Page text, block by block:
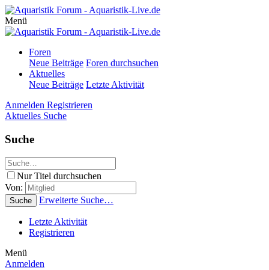
Menü
Foren
Neue Beiträge Foren durchsuchen
Aktuelles
Neue Beiträge Letzte Aktivität
Anmelden Registrieren
Aktuelles Suche
Suche
Nur Titel durchsuchen
Von:
Suche Erweiterte Suche…
Letzte Aktivität
Registrieren
Menü
Anmelden